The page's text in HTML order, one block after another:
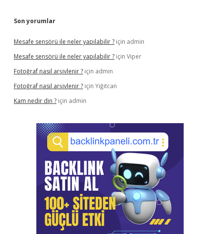
Son yorumlar
Mesafe sensörü ile neler yapılabilir ? için admin
Mesafe sensörü ile neler yapılabilir ? için Viper
Fotoğraf nasıl arşivlenir ? için admin
Fotoğraf nasıl arşivlenir ? için Yiğitcan
Kam nedir din ? için admin